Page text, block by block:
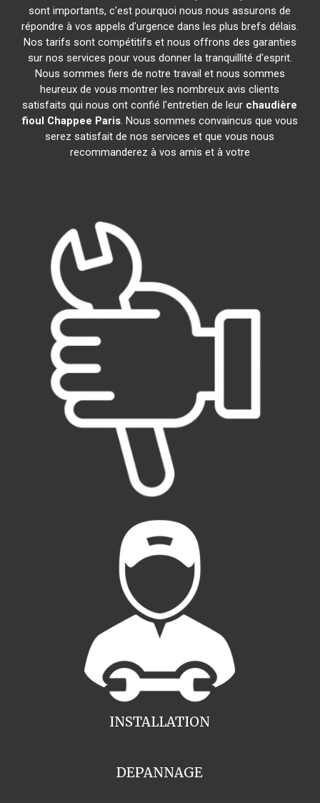
sont importants, c'est pourquoi nous nous assurons de
répondre à vos appels d'urgence dans les plus brefs délais.
Nos tarifs sont compétitifs et nous offrons des garanties
sur nos services pour vous donner la tranquillité d'esprit.
Nous sommes fiers de notre travail et nous sommes
heureux de vous montrer les nombreux avis clients
satisfaits qui nous ont confié l'entretien de leur chaudière
fioul Chappee Paris. Nous sommes convaincus que vous
serez satisfait de nos services et que vous nous
recommanderez à vos amis et à votre
INSTALLATION
DEPANNAGE